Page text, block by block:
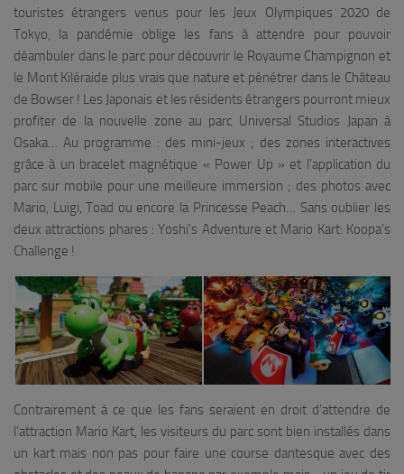
touristes étrangers venus pour les Jeux Olympiques 2020 de
Tokyo, la pandémie oblige les fans à attendre pour pouvoir
déambuler dans le parc pour découvrir le Royaume Champignon et
le Mont Kiléraide plus vrais que nature et pénétrer dans le Château
de Bowser ! Les Japonais et les résidents étrangers pourront mieux
profiter de la nouvelle zone au parc Universal Studios Japan à
Osaka… Au programme : des mini-jeux ; des zones interactives
grâce à un bracelet magnétique « Power Up » et l’application du
parc sur mobile pour une meilleure immersion ; des photos avec
Mario, Luigi, Toad ou encore la Princesse Peach… Sans oublier les
deux attractions phares : Yoshi’s Adventure et Mario Kart: Koopa’s
Challenge !
Contrairement à ce que les fans seraient en droit d’attendre de
l’attraction Mario Kart, les visiteurs du parc sont bien installés dans
un kart mais non pas pour faire une course dantesque avec des